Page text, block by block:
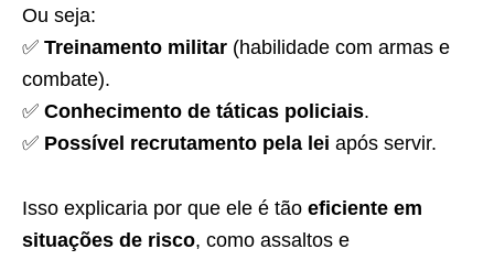
Ou seja:
✅ Treinamento militar (habilidade com armas e
combate).
✅ Conhecimento de táticas policiais.
✅ Possível recrutamento pela lei após servir.
Isso explicaria por que ele é tão eficiente em
situações de risco, como assaltos e